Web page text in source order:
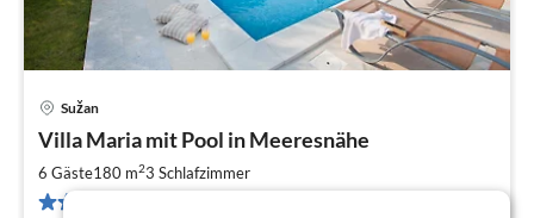
Sužan
Villa Maria mit Pool in Meeresnähe
6 Gäste180 m23 Schlafzimmer